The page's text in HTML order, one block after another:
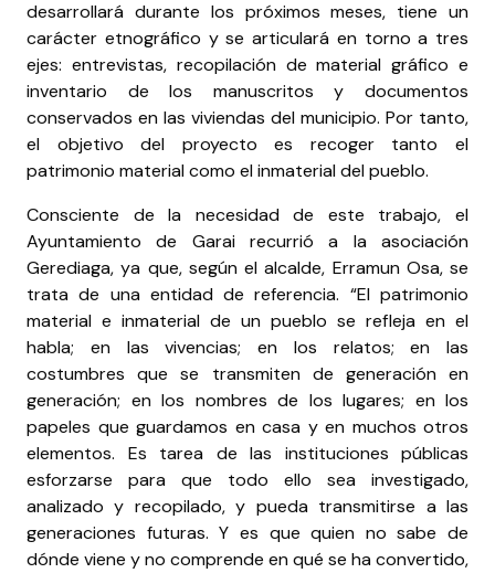
desarrollará durante los próximos meses, tiene un
carácter etnográfico y se articulará en torno a tres
ejes: entrevistas, recopilación de material gráfico e
inventario de los manuscritos y documentos
conservados en las viviendas del municipio. Por tanto,
el objetivo del proyecto es recoger tanto el
patrimonio material como el inmaterial del pueblo.
Consciente de la necesidad de este trabajo, el
Ayuntamiento de Garai recurrió a la asociación
Gerediaga, ya que, según el alcalde, Erramun Osa, se
trata de una entidad de referencia. “El patrimonio
material e inmaterial de un pueblo se refleja en el
habla; en las vivencias; en los relatos; en las
costumbres que se transmiten de generación en
generación; en los nombres de los lugares; en los
papeles que guardamos en casa y en muchos otros
elementos. Es tarea de las instituciones públicas
esforzarse para que todo ello sea investigado,
analizado y recopilado, y pueda transmitirse a las
generaciones futuras. Y es que quien no sabe de
dónde viene y no comprende en qué se ha convertido,